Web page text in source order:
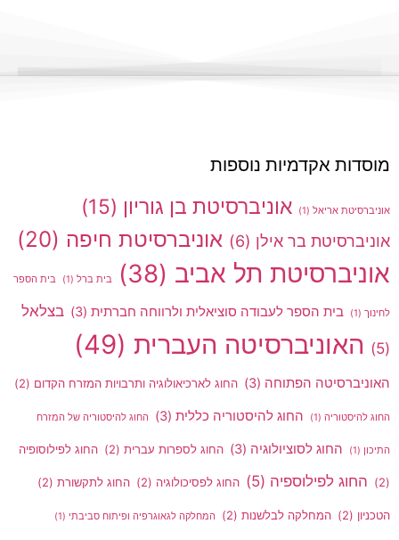
מוסדות אקדמיות נוספות
אוניברסיטת אריאל (1) אוניברסיטת בן גוריון (15)
אוניברסיטת בר אילן (6) אוניברסיטת חיפה (20)
אוניברסיטת תל אביב (38) בית ברל (1) בית הספר
לחינוך (1) בית הספר לעבודה סוציאלית ולרווחה חברתית (3)
בצלאל
(5)
האוניברסיטה העברית (49)
האוניברסיטה הפתוחה (3) החוג לארכיאולוגיה ותרבויות המזרח הקדום (2)
החוג להיסטוריה (1) החוג להיסטוריה כללית (3) החוג להיסטוריה של המזרח
התיכון (1) החוג לסוציולוגיה (3) החוג לספרות עברית (2) החוג לפילוסופיה
(2) החוג לפילוספיה (5) החוג לפסיכולוגיה (2) החוג לתקשורת (2)
הטכניון (2) המחלקה לבלשנות (2) המחלקה לגאוגרפיה ופיתוח סביבתי (1)